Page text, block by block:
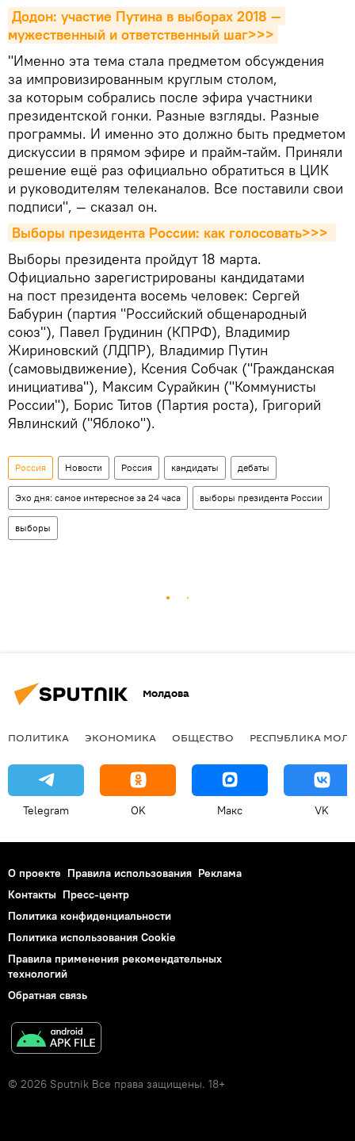
Додон: участие Путина в выборах 2018 —
мужественный и ответственный шаг>>>
"Именно эта тема стала предметом обсуждения
за импровизированным круглым столом,
за которым собрались после эфира участники
президентской гонки. Разные взгляды. Разные
программы. И именно это должно быть предметом
дискуссии в прямом эфире и прайм-тайм. Приняли
решение ещё раз официально обратиться в ЦИК
и руководителям телеканалов. Все поставили свои
подписи", — сказал он.
Выборы президента России: как голосовать>>>
Выборы президента пройдут 18 марта.
Официально зарегистрированы кандидатами
на пост президента восемь человек: Сергей
Бабурин (партия "Российский общенародный
союз"), Павел Грудинин (КПРФ), Владимир
Жириновский (ЛДПР), Владимир Путин
(самовыдвижение), Ксения Собчак ("Гражданская
инициатива"), Максим Сурайкин ("Коммунисты
России"), Борис Титов (Партия роста), Григорий
Явлинский ("Яблоко").
Россия Новости Россия кандидаты дебаты
Эхо дня: самое интересное за 24 часа выборы президента России
выборы
Молдова
ПОЛИТИКА ЭКОНОМИКА ОБЩЕСТВО РЕСПУБЛИКА
Telegram OK Макс VK
О проекте Правила использования Реклама
Контакты Пресс-центр
Политика конфиденциальности
Политика использования Cookie
Правила применения рекомендательных
технологий
Обратная связь
© 2026 Sputnik Все права защищены. 18+